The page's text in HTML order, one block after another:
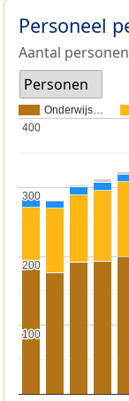
Personeel
Aantal
Personen
Onderwijs…
100
100
200
200
300
300
400
400